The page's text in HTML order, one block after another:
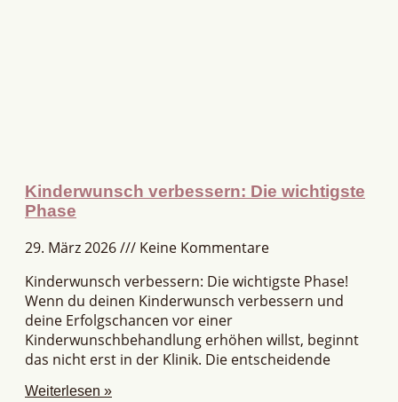
Kinderwunsch verbessern: Die wichtigste
Phase
29. März 2026
Keine Kommentare
Kinderwunsch verbessern: Die wichtigste Phase!
Wenn du deinen Kinderwunsch verbessern und
deine Erfolgschancen vor einer
Kinderwunschbehandlung erhöhen willst, beginnt
das nicht erst in der Klinik. Die entscheidende
Weiterlesen »